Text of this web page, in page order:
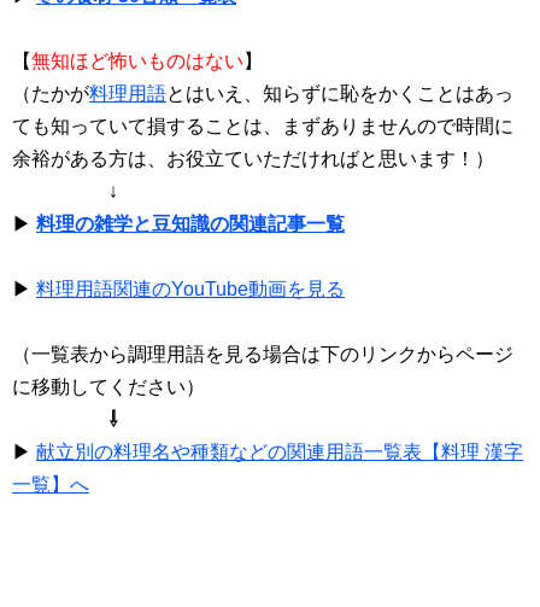
【無知ほど怖いものはない 】
（たかが料理用語とはいえ、知らずに恥をかくことはあっ
ても知っていて損することは、まずありませんので時間に
余裕がある方は、お役立ていただければと思います！）
↓
▶ 料理の雑学と豆知識の関連記事一覧
▶ 料理用語関連のYouTube動画を見る
（一覧表から調理用語を見る場合は下のリンクからページ
に移動してください）
⇩
▶ 献立別の料理名や種類などの関連用語一覧表【料理 漢字
一覧】へ